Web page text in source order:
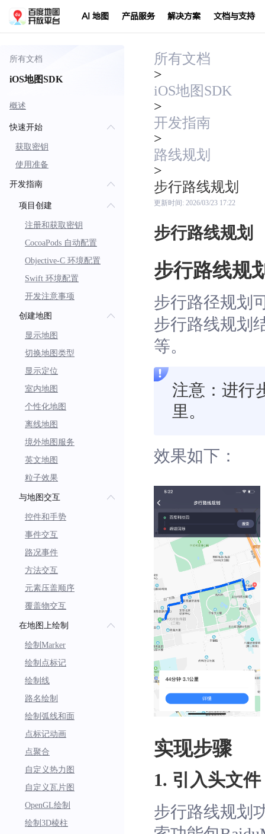
AI 地图 产品服务 解决方案 文档与支持
所有文档
iOS地图SDK
概述
快速开始
获取密钥
使用准备
开发指南
项目创建
注册和获取密钥
CocoaPods 自动配置
Objective-C 环境配置
Swift 环境配置
开发注意事项
创建地图
显示地图
切换地图类型
显示定位
室内地图
个性化地图
离线地图
境外地图服务
英文地图
粒子效果
与地图交互
控件和手势
事件交互
路况事件
方法交互
元素压盖顺序
覆盖物交互
在地图上绘制
绘制Marker
绘制点标记
绘制线
路名绘制
绘制弧线和面
点标记动画
点聚合
自定义热力图
自定义瓦片图
OpenGL绘制
绘制3D棱柱
所有文档
>
iOS地图SDK
>
开发指南
>
路线规划
>
步行路线规划
更新时间: 2026/03/23 17:22
步行路线规划
步行路线规
步行路径规划
步行路线规划
等。
注意：进行
里。
效果如下：
实现步骤
1. 引入头文件
步行路线规划